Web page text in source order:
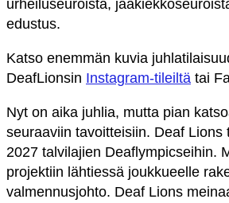
urheiluseuroista,
edustus.
Katso enemmän kuvia
DeafLionsin Instagram-tileiltä tai
Nyt on aika juhlia, mutta pian
seuraaviin tavoitteisiin. Deaf Lions
2027 talvilajien Deaflympicseihin.
projektiin lähtiessä joukkueelle
valmennusjohto. Deaf Lions